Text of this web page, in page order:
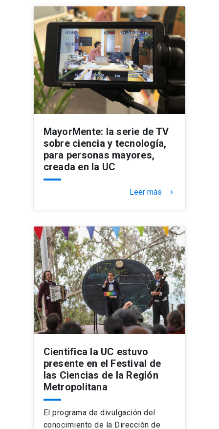
MayorMente: la serie de TV
sobre ciencia y tecnología,
para personas mayores,
creada en la UC
Leer más keyboard_arrow_right
Cientifica la UC estuvo
presente en el Festival de
las Ciencias de la Región
Metropolitana
El programa de divulgación del
conocimiento de la Dirección de